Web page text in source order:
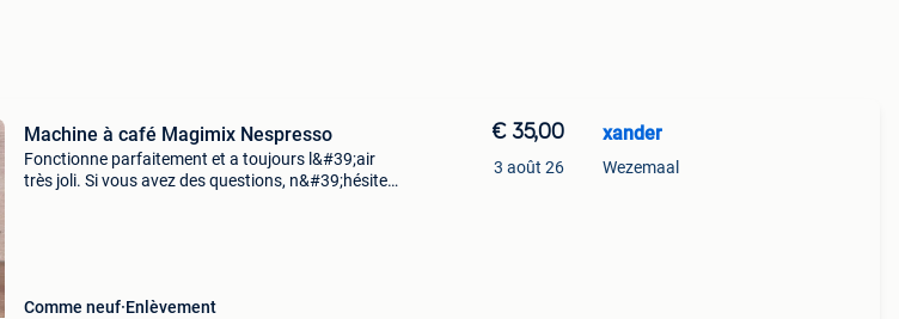
Machine à café Magimix Nespresso
Fonctionne parfaitement et a toujours l&#39;air
très joli. Si vous avez des questions, n&#39;hésitez
Comme neuf Enlèvement
€ 35,00
3 août 26
xander
Wezemaal